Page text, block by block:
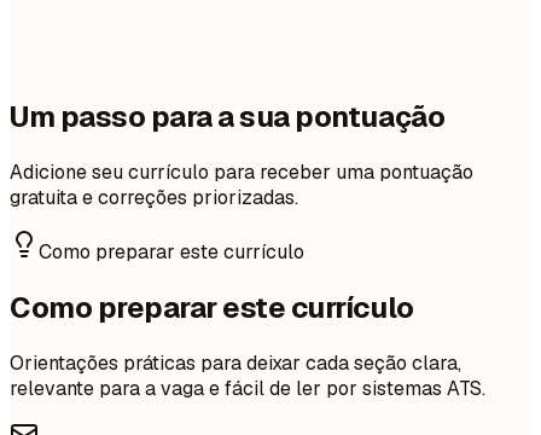
Um passo para a sua pontuação
Adicione seu currículo para receber uma pontuação
gratuita e correções priorizadas.
Como preparar este currículo
Como preparar este currículo
Orientações práticas para deixar cada seção clara,
relevante para a vaga e fácil de ler por sistemas ATS.